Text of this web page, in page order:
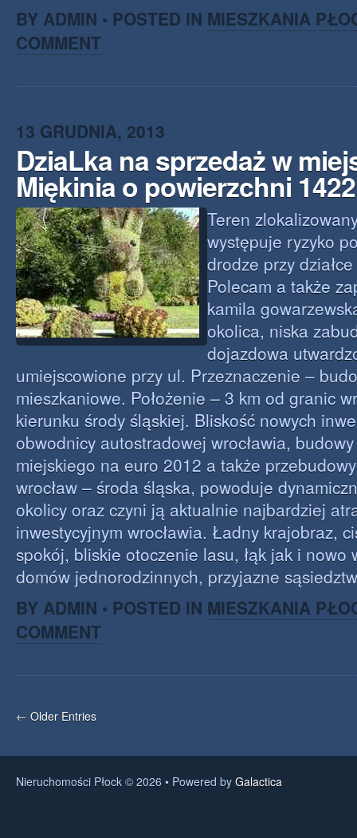
BY ADMIN • POSTED IN MIESZKANIA
COMMENT
13 GRUDNIA, 2013
DziaLka na sprzedaż w
Miękinia o powierzchni
Teren
występuje ryzyko
drodze przy
Polecam a także
kamila
okolica, niska
dojazdowa
umiejscowione przy ul. Przeznaczenie –
mieszkaniowe. Położenie – 3 km od granic
kierunku środy śląskiej. Bliskość nowych
obwodnicy autostradowej wrocławia,
miejskiego na euro 2012 a także
wrocław – środa śląska, powoduje
okolicy oraz czyni ją aktualnie najbardziej
inwestycyjnym wrocławia. Ładny krajobraz,
spokój, bliskie otoczenie lasu, łąk jak i nowo
domów jednorodzinnych, przyjazne
BY ADMIN • POSTED IN MIESZKANIA
COMMENT
← Older Entries
Nieruchomości Płock © 2026 • Powered by Galactica